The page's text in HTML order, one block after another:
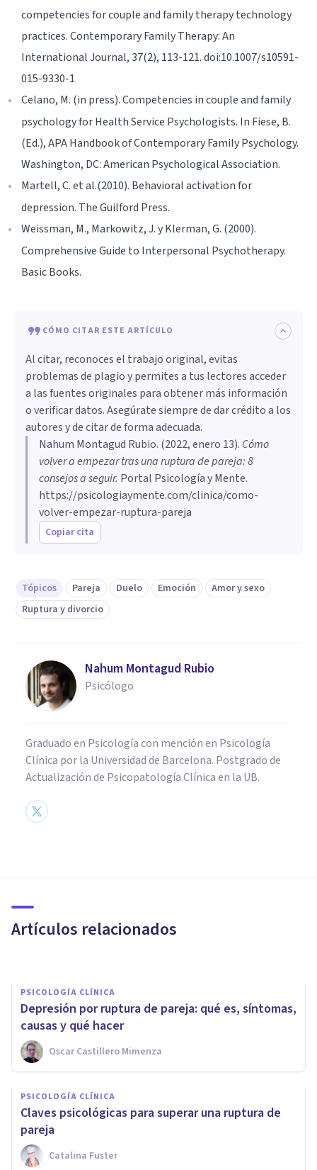
competencies for couple and family therapy technology
practices. Contemporary Family Therapy: An
International Journal, 37(2), 113-121. doi:10.1007/s10591-
015-9330-1
Celano, M. (in press). Competencies in couple and family
psychology for Health Service Psychologists. In Fiese, B.
(Ed.), APA Handbook of Contemporary Family Psychology.
Washington, DC: American Psychological Association.
Martell, C. et al.(2010). Behavioral activation for
depression. The Guilford Press.
Weissman, M., Markowitz, J. y Klerman, G. (2000).
Comprehensive Guide to Interpersonal Psychotherapy.
Basic Books.
CÓMO CITAR ESTE ARTÍCULO
Al citar, reconoces el trabajo original, evitas
problemas de plagio y permites a tus lectores acceder
a las fuentes originales para obtener más información
o verificar datos. Asegúrate siempre de dar crédito a los
autores y de citar de forma adecuada.
Nahum Montagud Rubio. (2022, enero 13). Cómo
volver a empezar tras una ruptura de pareja: 8
consejos a seguir. Portal Psicología y Mente.
https://psicologiaymente.com/clinica/como-
volver-empezar-ruptura-pareja
Copiar cita
Tópicos Pareja Duelo Emoción
Amor y sexo
Ruptura y divorcio
Nahum Montagud Rubio
Psicólogo
Graduado en Psicología con mención en Psicología
Clínica por la Universidad de Barcelona. Postgrado de
Actualización de Psicopatología Clínica en la UB.
Artículos relacionados
lograrlo
PSICOLOGÍA CLÍNICA
Depresión por ruptura de pareja: qué es, síntomas,
causas y qué hacer
Oscar Castillero Mimenza
PSICOLOGÍA CLÍNICA
Claves psicológicas para superar una ruptura de
pareja
Catalina Fuster
Terapia de divorcio: qué es y
cuáles son sus beneficios
Bertrand Regader